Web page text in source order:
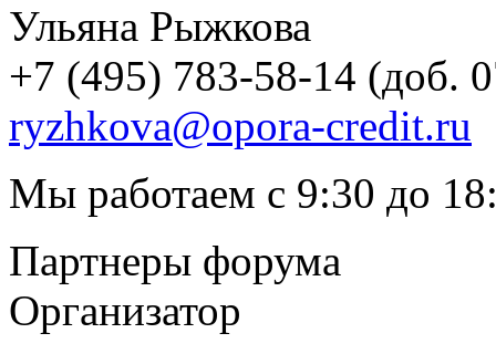
Ульяна Рыжкова
+7 (495) 783-58-14 (доб.
ryzhkova@opora-credit.ru
Мы работаем с 9:30 до
Партнеры форума
Организатор